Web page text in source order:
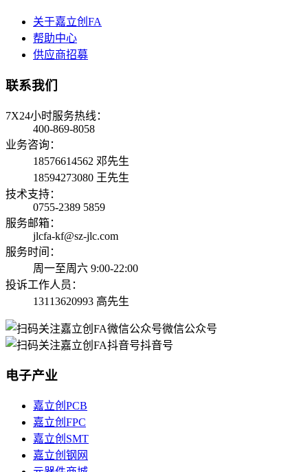
关于嘉立创FA
帮助中心
供应商招募
联系我们
7X24小时服务热线：
400-869-8058
业务咨询：
18576614562 邓先生
18594273080 王先生
技术支持：
0755-2389 5859
服务邮箱：
jlcfa-kf@sz-jlc.com
服务时间：
周一至周六 9:00-22:00
投诉工作人员：
13113620993 高先生
微信公众号
抖音号
电子产业
嘉立创PCB
嘉立创FPC
嘉立创SMT
嘉立创钢网